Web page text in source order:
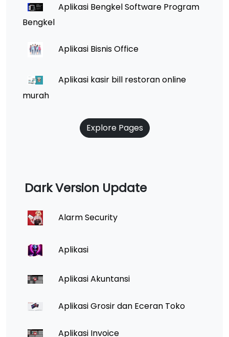
Aplikasi Bengkel Software Program
Bengkel
Aplikasi Bisnis Office
Aplikasi kasir bill restoran online
murah
Explore Pages
Dark Version Update
Alarm Security
Aplikasi
Aplikasi Akuntansi
Aplikasi Grosir dan Eceran Toko
Aplikasi Invoice